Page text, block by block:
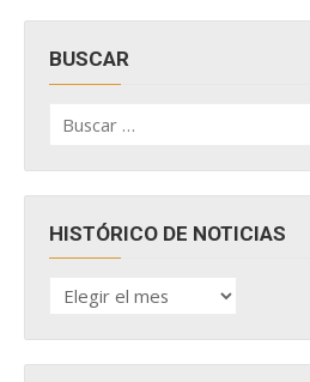
BUSCAR
por:
HISTÓRICO DE NOTICIAS
HISTÓRICO
DE